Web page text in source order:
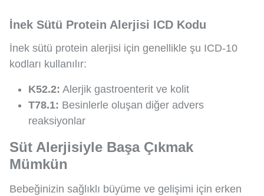
İnek Sütü Protein Alerjisi ICD Kodu
İnek sütü protein alerjisi için genellikle şu ICD-10
kodları kullanılır:
K52.2: Alerjik gastroenterit ve kolit
T78.1: Besinlerle oluşan diğer advers
reaksiyonlar
Süt Alerjisiyle Başa Çıkmak
Mümkün
Bebeğinizin sağlıklı büyüme ve gelişimi için erken